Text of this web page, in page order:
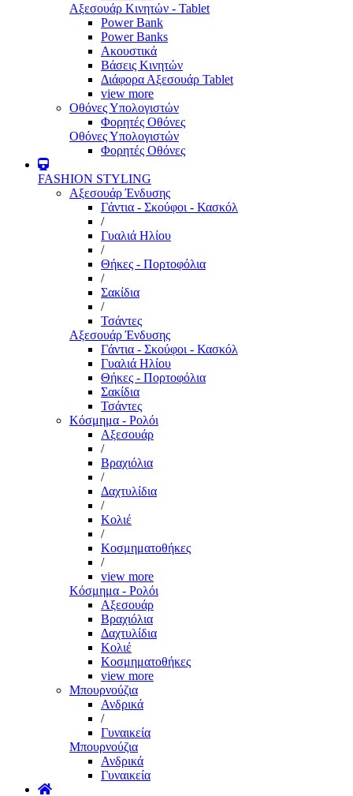
Αξεσουάρ Κινητών - Tablet
Power Bank
Power Banks
Ακουστικά
Βάσεις Κινητών
Διάφορα Αξεσουάρ Tablet
view more
Οθόνες Υπολογιστών
Φορητές Οθόνες
Οθόνες Υπολογιστών
Φορητές Οθόνες
FASHION STYLING
Αξεσουάρ Ένδυσης
Γάντια - Σκούφοι - Κασκόλ
/
Γυαλιά Ηλίου
/
Θήκες - Πορτοφόλια
/
Σακίδια
/
Τσάντες
Αξεσουάρ Ένδυσης
Γάντια - Σκούφοι - Κασκόλ
Γυαλιά Ηλίου
Θήκες - Πορτοφόλια
Σακίδια
Τσάντες
Κόσμημα - Ρολόι
Αξεσουάρ
/
Βραχιόλια
/
Δαχτυλίδια
/
Κολιέ
/
Κοσμηματοθήκες
/
view more
Κόσμημα - Ρολόι
Αξεσουάρ
Βραχιόλια
Δαχτυλίδια
Κολιέ
Κοσμηματοθήκες
view more
Μπουρνούζια
Ανδρικά
/
Γυναικεία
Μπουρνούζια
Ανδρικά
Γυναικεία